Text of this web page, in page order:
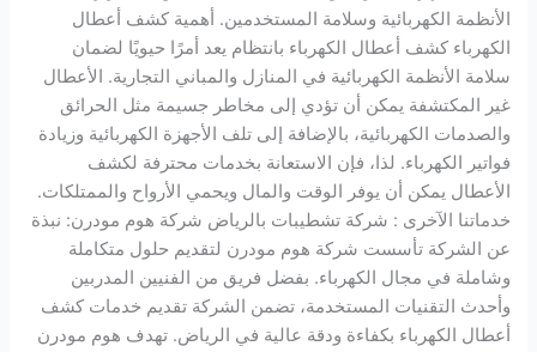
الأنظمة الكهربائية وسلامة المستخدمين. أهمية كشف أعطال
الكهرباء كشف أعطال الكهرباء بانتظام يعد أمرًا حيويًا لضمان
سلامة الأنظمة الكهربائية في المنازل والمباني التجارية. الأعطال
غير المكتشفة يمكن أن تؤدي إلى مخاطر جسيمة مثل الحرائق
والصدمات الكهربائية، بالإضافة إلى تلف الأجهزة الكهربائية وزيادة
فواتير الكهرباء. لذا، فإن الاستعانة بخدمات محترفة لكشف
الأعطال يمكن أن يوفر الوقت والمال ويحمي الأرواح والممتلكات.
خدماتنا الآخرى : شركة تشطيبات بالرياض شركة هوم مودرن: نبذة
عن الشركة تأسست شركة هوم مودرن لتقديم حلول متكاملة
وشاملة في مجال الكهرباء. بفضل فريق من الفنيين المدربين
وأحدث التقنيات المستخدمة، تضمن الشركة تقديم خدمات كشف
أعطال الكهرباء بكفاءة ودقة عالية في الرياض. تهدف هوم مودرن